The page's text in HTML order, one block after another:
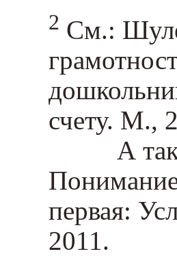
2 См.:
счету. М.,
А
первая:
2011.